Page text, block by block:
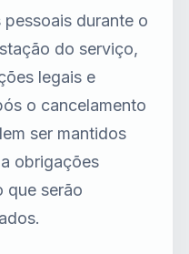
durante o
do serviço,
legais e
o cancelamento
ser mantidos
obrigações
que serão